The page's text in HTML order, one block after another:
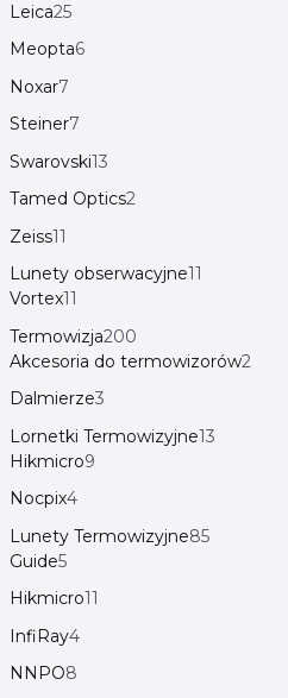
Leica25
Meopta6
Noxar7
Steiner7
Swarovski13
Tamed Optics2
Zeiss11
Lunety obserwacyjne11
Vortex11
Termowizja200
Akcesoria do termowizorów2
Dalmierze3
Lornetki Termowizyjne13
Hikmicro9
Nocpix4
Lunety Termowizyjne85
Guide5
Hikmicro11
InfiRay4
NNPO8